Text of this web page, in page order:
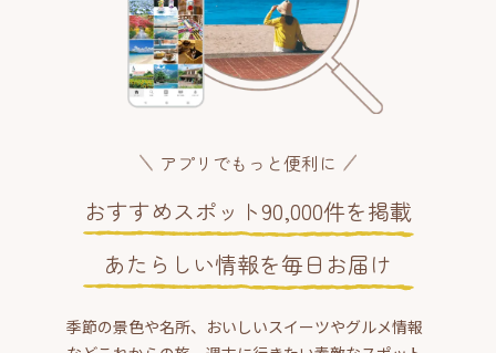
アプリでもっと便利に
おすすめスポット90,000件を掲載
あたらしい情報を毎日お届け
季節の景色や名所、おいしいスイーツやグルメ情報